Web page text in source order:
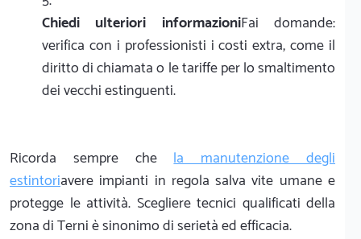
Chiedi ulteriori informazioniFai domande:
verifica con i professionisti i costi extra, come il
diritto di chiamata o le tariffe per lo smaltimento
dei vecchi estinguenti.
Ricorda sempre chela manutenzione degli
estintoriavere impianti in regola salva vite umane e
protegge le attività. Scegliere tecnici qualificati della
zona di Terni è sinonimo di serietà ed efficacia.